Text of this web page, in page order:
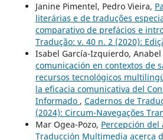
Janine Pimentel, Pedro Vieira,
literárias e de traduções
comparativo de prefácios e
Tradução: v. 40 n. 2 (2020):
Isabel García-Izquierdo,
comunicación en contextos de
recursos tecnológicos
la eficacia comunicativa del
Informado , Cadernos de
(2024): Circum-Navegações
Mar Ogea-Pozo, Percepción
Traducción Multimedia acerca